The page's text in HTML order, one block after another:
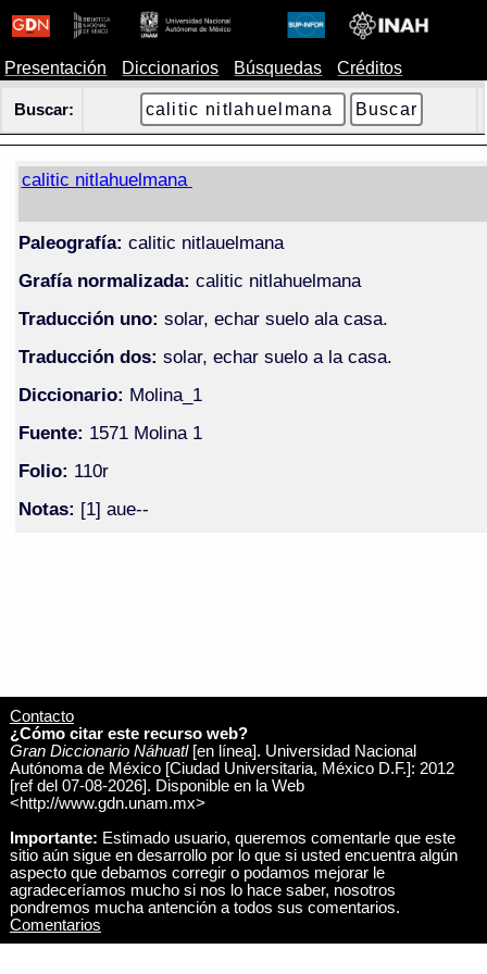
Presentación Diccionarios Búsquedas Créditos
Buscar:
calitic nitlahuelmana
Paleografía: calitic nitlauelmana
Grafía normalizada: calitic nitlahuelmana
Traducción uno: solar, echar suelo ala casa.
Traducción dos: solar, echar suelo a la casa.
Diccionario: Molina_1
Fuente: 1571 Molina 1
Folio: 110r
Notas: [1] aue--
Contacto
¿Cómo citar este recurso web?
Gran Diccionario Náhuatl[en línea]. Universidad Nacional
Autónoma de México [Ciudad Universitaria, México D.F.]: 2012
[ref del 07-08-2026]. Disponible en la Web
<http://www.gdn.unam.mx>
Importante: Estimado usuario, queremos comentarle que este
sitio aún sigue en desarrollo por lo que si usted encuentra algún
aspecto que debamos corregir o podamos mejorar le
agradeceríamos mucho si nos lo hace saber, nosotros
pondremos mucha antención a todos sus comentarios.
Comentarios